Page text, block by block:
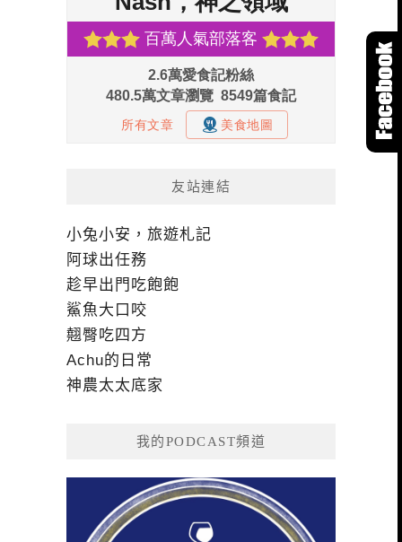
友站連結
小兔小安，旅遊札記
阿球出任務
趁早出門吃飽飽
鯊魚大口咬
翹臀吃四方
Achu的日常
神農太太底家
我的PODCAST頻道